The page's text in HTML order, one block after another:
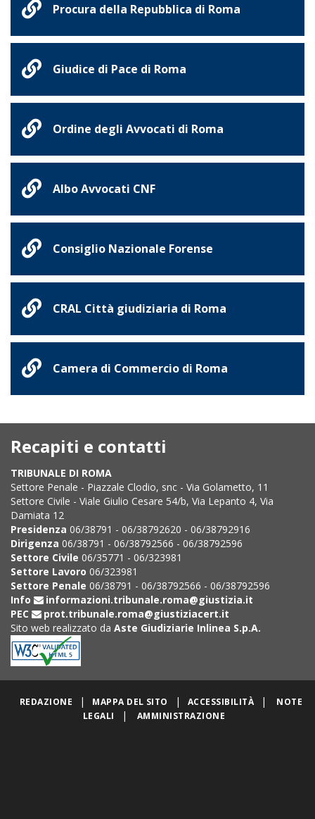
Procura della Repubblica di Roma
Giudice di Pace di Roma
Ordine degli Avvocati di Roma
Albo Avvocati CNF
Consiglio Nazionale Forense
CRAL Città giudiziaria di Roma
Camera di Commercio di Roma
Recapiti e contatti
TRIBUNALE DI ROMA
Settore Penale - Piazzale Clodio, snc - Via Golametto, 11
Settore Civile - Viale Giulio Cesare 54/b, Via Lepanto 4, Via
Damiata 12
Presidenza 06/38791 - 06/38792620 - 06/38792916
Dirigenza 06/38791 - 06/38792566 - 06/38792596
Settore Civile 06/35771 - 06/323981
Settore Lavoro 06/323981
Settore Penale 06/38791 - 06/38792566 - 06/38792596
Info
informazioni.tribunale.roma@giustizia.it
PEC
prot.tribunale.roma@giustiziacert.it
Sito web realizzato da Aste Giudiziarie Inlinea S.p.A.
REDAZIONE | MAPPA DEL SITO | ACCESSIBILITÀ |
NOTE
LEGALI
| AMMINISTRAZIONE